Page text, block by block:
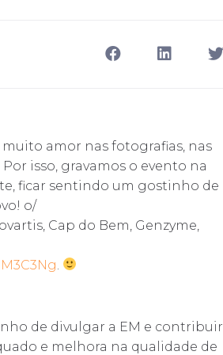
muito amor nas fotografias, nas
isso, gravamos o evento na
ficar sentindo um gostinho de
o/
Cap do Bem, Genzyme,
de divulgar a EM e contribuir
e melhora na qualidade de